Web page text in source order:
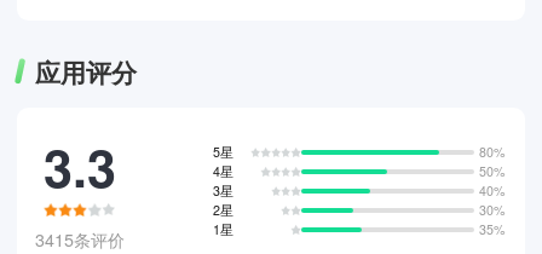
应用评分
3.3
3415条评价
5星
80%
4星
50%
3星
40%
2星
30%
1星
35%